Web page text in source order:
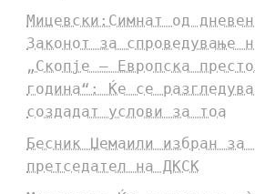
Мицевски:Симнат од
Законот за спроведување
„Скопје – Европска
година“: Ќе се
создадат услови за тоа
Бесник Џемаили избран за
претседател на ДКСК